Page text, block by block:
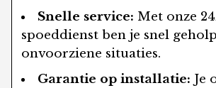
Snelle service: Met onze
spoeddienst ben je snel
onvoorziene situaties.
Garantie op installatie: Je